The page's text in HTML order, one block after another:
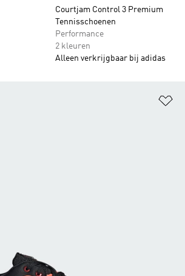
Courtjam Control 3 Premium
Tennisschoenen
Performance
2 kleuren
Alleen verkrijgbaar bij adidas